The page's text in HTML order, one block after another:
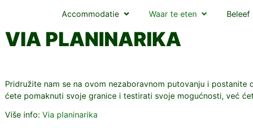
Accommodatie Waar te eten Beleef
VIA PLANINARIKA
Pridružite nam se na ovom nezaboravnom putovanju i
ćete pomaknuti svoje granice i testirati svoje mogućnosti, već
Više info: Via planinarika